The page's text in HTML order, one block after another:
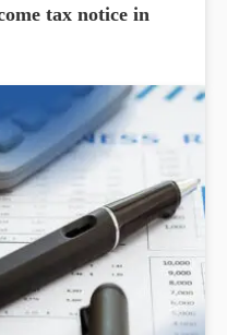
tax notice in